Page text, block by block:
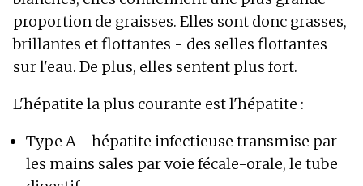
proportion de graisses. Elles sont donc grasses,
brillantes et flottantes - des selles flottantes
sur l'eau. De plus, elles sentent plus fort.
L'hépatite la plus courante est l'hépatite :
Type A - hépatite infectieuse transmise par
les mains sales par voie fécale-orale, le tube